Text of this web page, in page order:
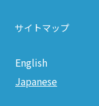
サイトマップ
English
Japanese